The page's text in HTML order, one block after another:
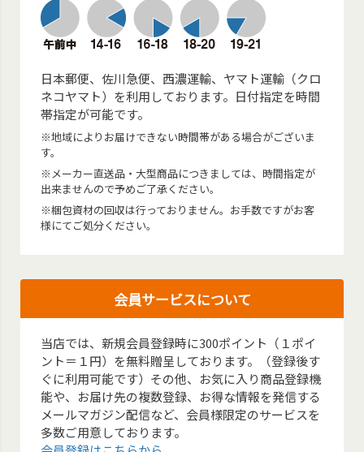
日本郵便、佐川急便、西濃運輸、ヤマト運輸（クロ
ネコヤマト）を利用しております。日付指定を時間
帯指定が可能です。
※地域によりお届けできない時間帯がある場合がございま
す。
※メーカー直送品・大型商品につきましては、時間指定が
出来ませんので予めご了承ください。
※梱包資材の回収は行っておりません。お手数ですがお客
様にてご処分ください。
会員サービスについて
当店では、新規会員登録時に300ポイント（１ポイ
ント＝１円）を無料贈呈しております。（登録後す
ぐに利用可能です）その他、お気に入り商品登録機
能や、お届け先の複数登録、お得な情報を発信する
メールマガジン配信など、会員様限定のサービスを
多数ご用意しております。